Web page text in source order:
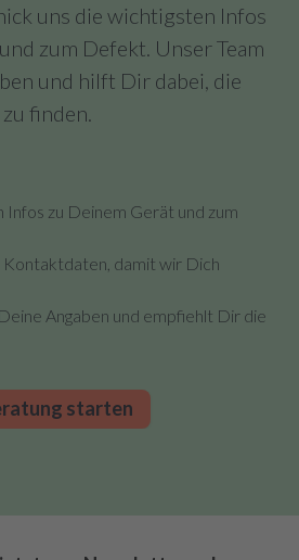
uns die wichtigsten Infos
zum Defekt. Unser Team
und hilft Dir dabei, die
finden.
Infos zu Deinem Gerät und zum
damit wir Dich
Angaben und empfiehlt Dir die
starten